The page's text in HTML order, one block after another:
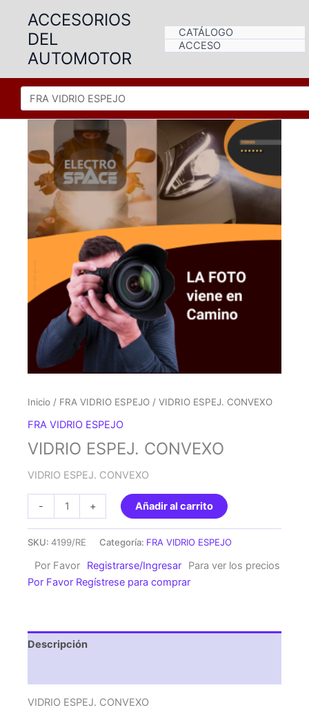
contenido
ACCESORIOS
DEL
AUTOMOTOR
CATÁLOGO
ACCESO
Inicio / FRA VIDRIO ESPEJO / VIDRIO ESPEJ. CONVEXO
FRA VIDRIO ESPEJO
VIDRIO ESPEJ. CONVEXO
VIDRIO ESPEJ. CONVEXO
-
ESPEJ.
+ Añadir al carrito
SKU: 4199/RE Categoría: FRA VIDRIO ESPEJO
Por Favor Registrarse/Ingresar
Para ver los precios
Por Favor Regístrese para comprar
Descripción
VIDRIO ESPEJ. CONVEXO